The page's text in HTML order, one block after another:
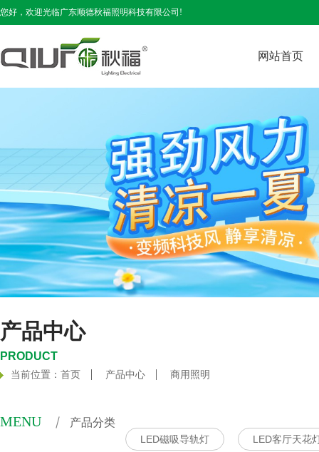
您好，欢迎光临广东顺德秋福照明科技有限公司!
网站首页
产品中心
PRODUCT
当前位置： 首页 产品中心 商用照明
MENU 产品分类
LED磁吸导轨灯 LED客厅天花